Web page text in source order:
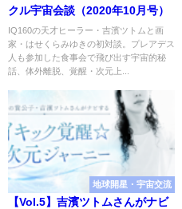
クル宇宙会談（2020年10月号）
IQ160の天才ヒーラー・吉濱ツトムと画
家・はせくらみゆきの初対談。プレアデス
人も参加した食事会で飛び出す宇宙的秘
話、体外離脱、覚醒・次元上...
地球開星・宇宙交流
【Vol.5】吉濱ツトムさんがナビ